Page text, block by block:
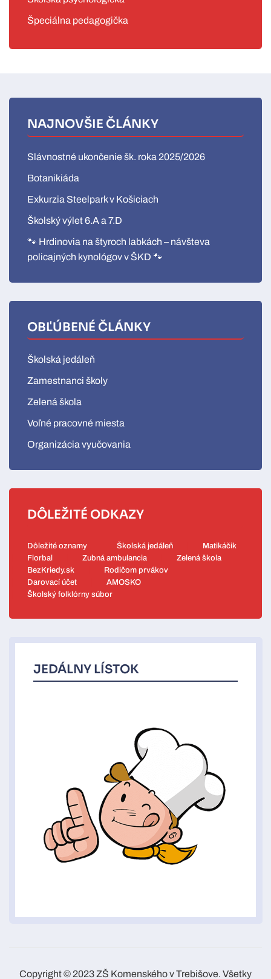
Špeciálna pedagogička
NAJNOVŠIE ČLÁNKY
Slávnostné ukončenie šk. roka 2025/2026
Botanikiáda
Exkurzia Steelpark v Košiciach
Školský výlet 6.A a 7.D
🐾 Hrdinovia na štyroch labkách – návšteva
policajných kynológov v ŠKD 🐾
OBĽÚBENÉ ČLÁNKY
Školská jedáleň
Zamestnanci školy
Zelená škola
Voľné pracovné miesta
Organizácia vyučovania
DÔLEŽITÉ ODKAZY
Dôležité oznamy Školská jedáleň
Matikáčik
Florbal
Zubná ambulancia
Zelená škola
BezKriedy.sk
Rodičom prvákov
Darovací účet
AMOSKO
Školský folklórny súbor
JEDÁLNY LÍSTOK
Copyright © 2023 ZŠ Komenského v Trebišove. Všetky